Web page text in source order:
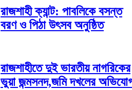
রাজশাহী ক্যান্ট: পাবলিকে বসন্ত
বরণ ও পিঠা উৎসব অনুষ্ঠিত
রাজশাহীতে দুই ভারতীয় নাগরিকের
ভুয়া জন্মসনদ,জমি দখলের